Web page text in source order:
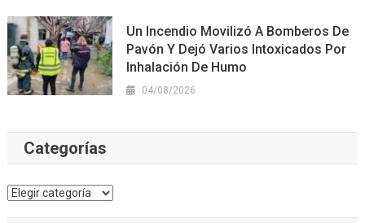
Un Incendio Movilizó A Bomberos De
Pavón Y Dejó Varios Intoxicados Por
Inhalación De Humo
04/08/2026
Categorías
Categorías